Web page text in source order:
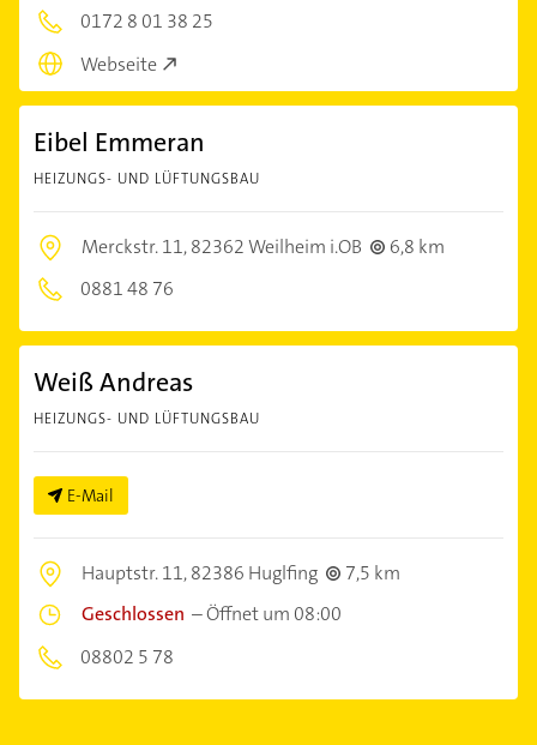
0172 8 01 38 25
Webseite
Eibel Emmeran
HEIZUNGS- UND LÜFTUNGSBAU
Merckstr. 11,82362 Weilheim i.OB
6,8 km
0881 48 76
Weiß Andreas
HEIZUNGS- UND LÜFTUNGSBAU
E-Mail
Hauptstr. 11,82386 Huglfing
7,5 km
Geschlossen –Öffnet um 08:00
08802 5 78